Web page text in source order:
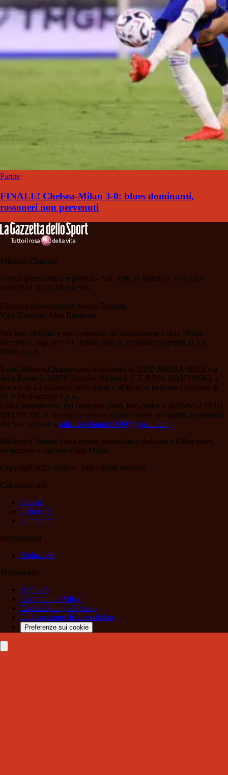
Partite
FINALE! Chelsea-Milan 3-0: blues dominanti,
rossoneri non pervenuti
Milanisti Channel
Testata giornalistica registrata - Aut. Trib. di Milano n. 6415 del
6/06/2024 DDD Media Srls
Direttore Responsabile: Marco Torretta
Vice Direttore: Max Bambara.
Sito non ufficiale e non connesso all' associazione calcio Milan.
Marchio e logo dell' AC Milan sono di esclusiva proprietà di A.C.
Milan S.p.A.
Il sito MilanistiChannel.com di titolarità di DDD MEDIA SRLS via
delle Risaie 3, 20079 Basiglio (Milano), C.F./P.IVA 10837110963, è
partner de La Gazzetta dello Sport e affiliato al network Gazzanet di
RCS Mediagroup S.p.a..
Unico responsabile dei contenuti (testi, foto, video e grafiche) è DDD
MEDIA SRLS; per ogni comunicazione avente ad oggetto i contenuti
del Sito scrivere a milanistichannel1899@gmail.com
Milanisti Channel è una testata giornalistica dedicata a Milan news,
formazioni e calciomercato Milan
Copyright 2021-2026 © Tutti i diritti riservati.
Calciomercato
Scenari
Ufficialità
Ultima ora
Informazioni
Redazione
Trasparenza
Archivio
Community Policy
Cookie Policy e Privacy
Dichiarazione di accessibilità
Preferenze sui cookie